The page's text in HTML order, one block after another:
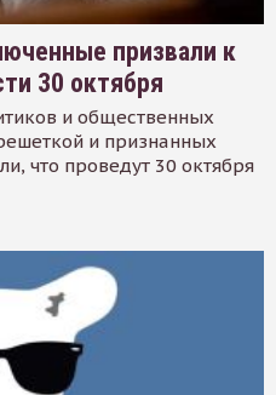
призвали к
30 октября
и общественных
и признанных
что проведут 30 октября